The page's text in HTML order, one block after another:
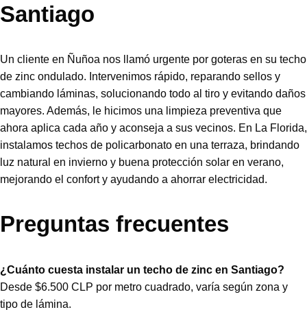
Santiago
Un cliente en Ñuñoa nos llamó urgente por goteras en su techo
de zinc ondulado. Intervenimos rápido, reparando sellos y
cambiando láminas, solucionando todo al tiro y evitando daños
mayores. Además, le hicimos una limpieza preventiva que
ahora aplica cada año y aconseja a sus vecinos. En La Florida,
instalamos techos de policarbonato en una terraza, brindando
luz natural en invierno y buena protección solar en verano,
mejorando el confort y ayudando a ahorrar electricidad.
Preguntas frecuentes
¿Cuánto cuesta instalar un techo de zinc en Santiago?
Desde $6.500 CLP por metro cuadrado, varía según zona y
tipo de lámina.